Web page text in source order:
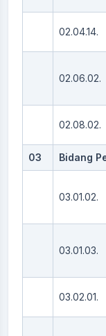
02.04.14.
02.06.02.
02.08.02.
03 Bidang
03.01.02.
03.01.03.
03.02.01.